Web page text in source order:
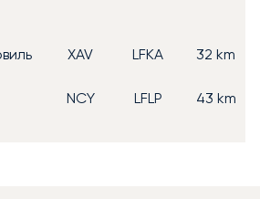
XAV LFKA 32 km
NCY LFLP 43 km